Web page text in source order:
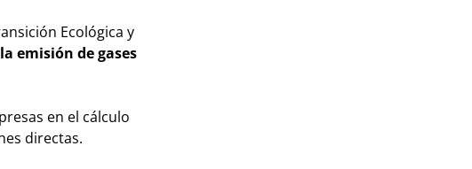
Ecológica y
emisión de gases
en el cálculo
directas.